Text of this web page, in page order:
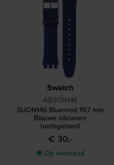
Swatch
ASUON146
SUON146 Bluenred 19.7 mm
Blauwe siliconen
horlogeband
€ 30,-
● Op voorraad